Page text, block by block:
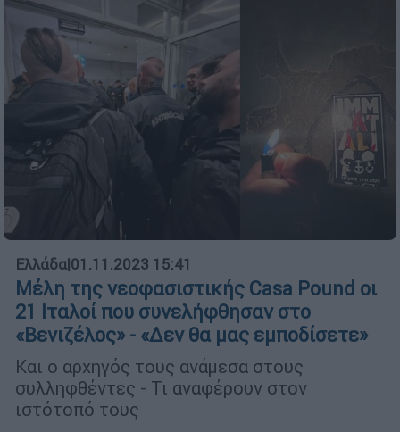
Ελλάδα|01.11.2023 15:41
Μέλη της νεοφασιστικής Casa Pound οι
21 Ιταλοί που συνελήφθησαν στο
«Βενιζέλος» - «Δεν θα μας εμποδίσετε»
Και ο αρχηγός τους ανάμεσα στους
συλληφθέντες - Τι αναφέρουν στον
ιστότοπό τους